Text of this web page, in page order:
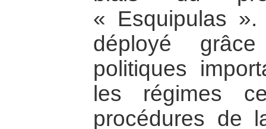
« Esquipulas
déployé
politiques
les régimes
procédures de